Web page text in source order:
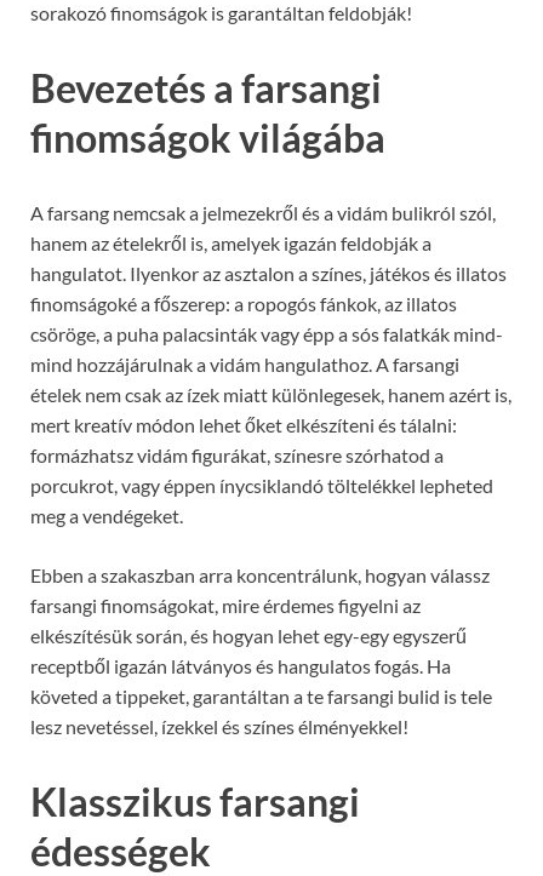
sorakozó finomságok is garantáltan feldobják!
Bevezetés a farsangi
finomságok világába
A farsang nemcsak a jelmezekről és a vidám bulikról szól,
hanem az ételekről is, amelyek igazán feldobják a
hangulatot. Ilyenkor az asztalon a színes, játékos és illatos
finomságoké a főszerep: a ropogós fánkok, az illatos
csöröge, a puha palacsinták vagy épp a sós falatkák mind-
mind hozzájárulnak a vidám hangulathoz. A farsangi
ételek nem csak az ízek miatt különlegesek, hanem azért is,
mert kreatív módon lehet őket elkészíteni és tálalni:
formázhatsz vidám figurákat, színesre szórhatod a
porcukrot, vagy éppen ínycsiklandó töltelékkel lepheted
meg a vendégeket.
Ebben a szakaszban arra koncentrálunk, hogyan válassz
farsangi finomságokat, mire érdemes figyelni az
elkészítésük során, és hogyan lehet egy-egy egyszerű
receptből igazán látványos és hangulatos fogás. Ha
követed a tippeket, garantáltan a te farsangi bulid is tele
lesz nevetéssel, ízekkel és színes élményekkel!
Klasszikus farsangi
édességek